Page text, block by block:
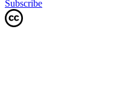
Subscribe